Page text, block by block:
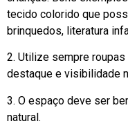
tecido colorido que
brinquedos, literatura
2. Utilize sempre
destaque e visibilidade
3. O espaço deve ser
natural.